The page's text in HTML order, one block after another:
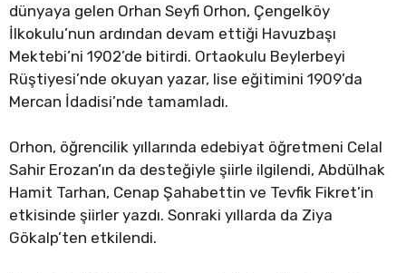
dünyaya gelen Orhan Seyfi Orhon, Çengelköy
İlkokulu’nun ardından devam ettiği Havuzbaşı
Mektebi’ni 1902’de bitirdi. Ortaokulu Beylerbeyi
Rüştiyesi’nde okuyan yazar, lise eğitimini 1909’da
Mercan İdadisi’nde tamamladı.
Orhon, öğrencilik yıllarında edebiyat öğretmeni Celal
Sahir Erozan’ın da desteğiyle şiirle ilgilendi, Abdülhak
Hamit Tarhan, Cenap Şahabettin ve Tevfik Fikret’in
etkisinde şiirler yazdı. Sonraki yıllarda da Ziya
Gökalp’ten etkilendi.